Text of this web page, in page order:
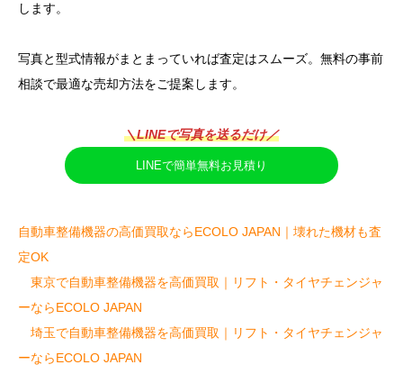
します。
写真と型式情報がまとまっていれば査定はスムーズ。無料の事前
相談で最適な売却方法をご提案します。
＼LINEで写真を送るだけ／
LINEで簡単無料お見積り
自動車整備機器の高価買取ならECOLO JAPAN｜壊れた機材も査
定OK
東京で自動車整備機器を高価買取｜リフト・タイヤチェンジャ
ーならECOLO JAPAN
埼玉で自動車整備機器を高価買取｜リフト・タイヤチェンジャ
ーならECOLO JAPAN